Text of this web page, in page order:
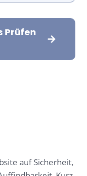
Prüfen
auf Sicherheit,